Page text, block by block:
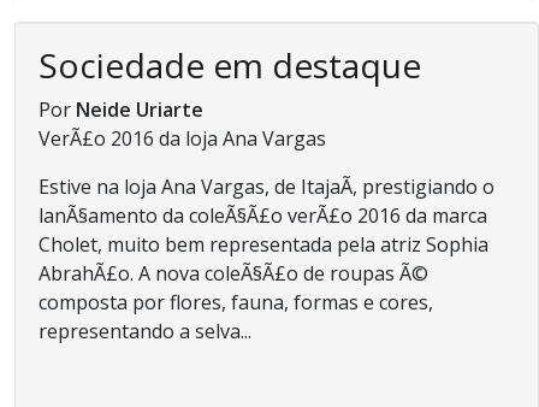
Sociedade em destaque
Por Neide Uriarte
VerÃ£o 2016 da loja Ana Vargas
Estive na loja Ana Vargas, de ItajaÃ­, prestigiando o
lanÃ§amento da coleÃ§Ã£o verÃ£o 2016 da marca
Cholet, muito bem representada pela atriz Sophia
AbrahÃ£o. A nova coleÃ§Ã£o de roupas Ã©
composta por flores, fauna, formas e cores,
representando a selva...